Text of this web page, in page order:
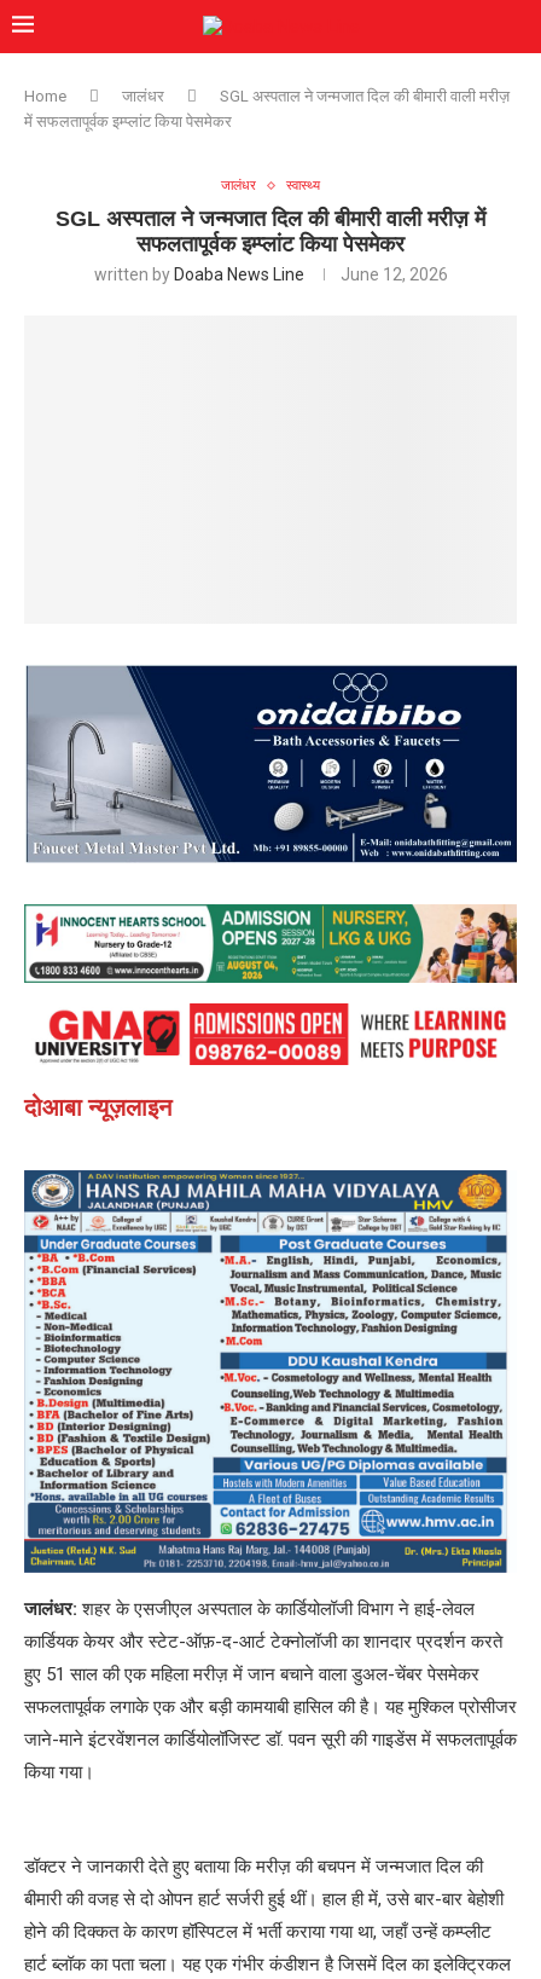
Home जालंधर
SGL अस्पताल ने जन्मजात दिल की बीमारी वाली मरीज़
में सफलतापूर्वक इम्प्लांट किया पेसमेकर
जालंधर स्वास्थ्य
SGL अस्पताल ने जन्मजात दिल की बीमारी वाली मरीज़ में
सफलतापूर्वक इम्प्लांट किया पेसमेकर
written by Doaba News Line June 12, 2026
दोआबा न्यूज़लाइन
जालंधर:शहर के एसजीएल अस्पताल के कार्डियोलॉजी विभाग ने हाई-लेवल
कार्डियक केयर और स्टेट-ऑफ़-द-आर्ट टेक्नोलॉजी का शानदार प्रदर्शन करते
हुए 51 साल की एक महिला मरीज़ में जान बचाने वाला डुअल-चेंबर पेसमेकर
सफलतापूर्वक लगाके एक और बड़ी कामयाबी हासिल की है। यह मुश्किल प्रोसीजर
जाने-माने इंटरवेंशनल कार्डियोलॉजिस्ट डॉ. पवन सूरी की गाइडेंस में सफलतापूर्वक
किया गया।
डॉक्टर ने जानकारी देते हुए बताया कि मरीज़ की बचपन में जन्मजात दिल की
बीमारी की वजह से दो ओपन हार्ट सर्जरी हुई थीं। हाल ही में, उसे बार-बार बेहोशी
होने की दिक्कत के कारण हॉस्पिटल में भर्ती कराया गया था, जहाँ उन्हें कम्प्लीट
हार्ट ब्लॉक का पता चला। यह एक गंभीर कंडीशन है जिसमें दिल का इलेक्ट्रिकल